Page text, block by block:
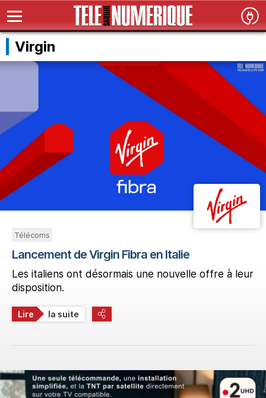
Virgin
Télécoms
Lancement de Virgin Fibra en Italie
Les italiens ont désormais une nouvelle offre à leur
disposition.
Lire la suite